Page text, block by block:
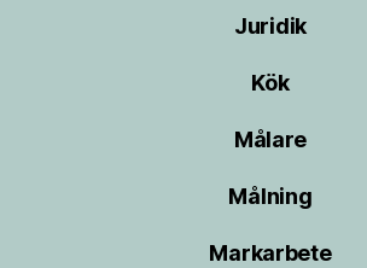
Juridik
Kök
Målare
Målning
Markarbete